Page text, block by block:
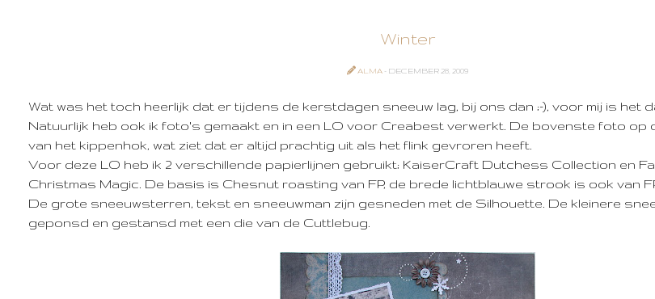
Winter
ALMA - DECEMBER 28, 2009
Wat was het toch heerlijk dat er tijdens de kerstdagen sneeuw lag, bij ons dan ;-), voor mij is het
Natuurlijk heb ook ik foto's gemaakt en in een LO voor Creabest verwerkt. De bovenste foto op
van het kippenhok, wat ziet dat er altijd prachtig uit als het flink gevroren heeft.
Voor deze LO heb ik 2 verschillende papierlijnen gebruikt; KaiserCraft Dutchess Collection en
Christmas Magic. De basis is Chesnut roasting van FP, de brede lichtblauwe strook is ook van
De grote sneeuwsterren, tekst en sneeuwman zijn gesneden met de Silhouette. De kleinere
geponsd en gestansd met een die van de Cuttlebug.